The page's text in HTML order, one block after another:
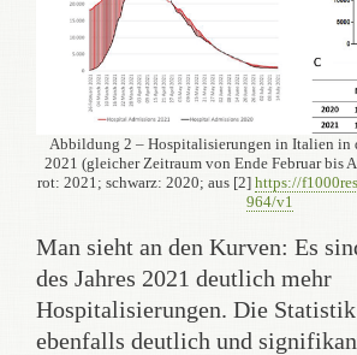
Abbildung 2 – Hospitalisierungen in Italien in
2021 (gleicher Zeitraum von Ende Februar bis
rot: 2021; schwarz: 2020; aus [2] https://
964/v1
Man sieht an den Kurven: Es
des Jahres 2021 deutlich mehr
Hospitalisierungen. Die
ebenfalls deutlich und